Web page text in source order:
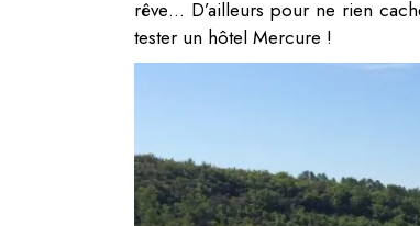
rêve… D’ailleurs pour ne rien
tester un hôtel Mercure !